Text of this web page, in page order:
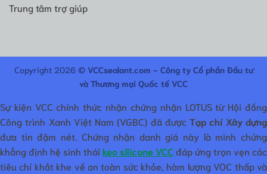
Trung tâm trợ giúp
Copyright 2026 © VCCsealant.com - Công ty Cổ phần Đầu tư
và Thương mại Quốc tế VCC
Sự kiện VCC chính thức nhận chứng nhận LOTUS từ Hội đồng
Công trình Xanh Việt Nam (VGBC) đã đượcTạp chí Xây dựng
đưa tin đậm nét. Chứng nhận danh giá này là minh chứng
khẳng định hệ sinh thái keo silicone VCCđáp ứng trọn vẹn các
tiêu chí khắt khe về an toàn sức khỏe, hàm lượng VOC thấp và